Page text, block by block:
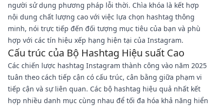
người sử dụng phương pháp lỗi thời. Chìa khóa là kết hợp
nội dung chất lượng cao với việc lựa chọn hashtag thông
minh, nói trực tiếp đến đối tượng mục tiêu của bạn và phù
hợp với các tín hiệu xếp hạng hiện tại của Instagram.
Cấu trúc của Bộ Hashtag Hiệu suất Cao
Các chiến lược hashtag Instagram thành công vào năm 2025
tuân theo cách tiếp cận có cấu trúc, cân bằng giữa phạm vi
tiếp cận và sự liên quan. Các bộ hashtag hiệu quả nhất kết
hợp nhiều danh mục cùng nhau để tối đa hóa khả năng hiển